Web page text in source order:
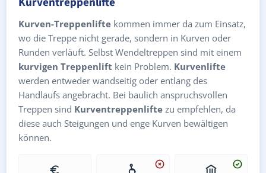
Kurven-Treppenlifte kommen immer da zum Einsatz,
wo die Treppe nicht gerade, sondern in Kurven oder
Runden verläuft. Selbst Wendeltreppen sind mit einem
kurvigen Treppenlift kein Problem. Kurvenlifte
werden entweder wandseitig oder entlang des
Handlaufs angebracht. Bei baulich anspruchsvollen
Treppen sind Kurventreppenlifte zu empfehlen, da
diese auch Steigungen und enge Kurven bewältigen
können.